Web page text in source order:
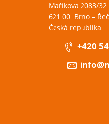
Maříkova 2083/32
621 00 Brno –
Česká republika
+420